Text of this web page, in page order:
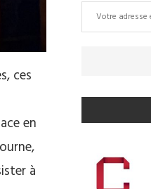
ces
en
à